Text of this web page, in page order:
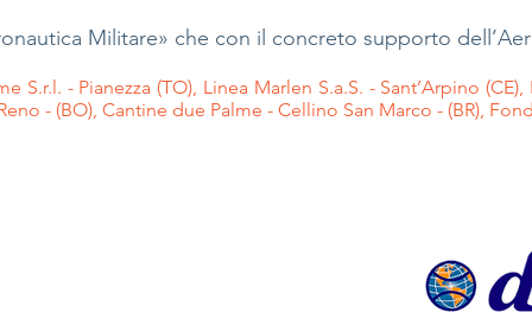
Militare» che con il concreto supporto
S.r.l. - Pianezza (TO), Linea Marlen S.a.S. - Sant’Arpino
- (BO), Cantine due Palme - Cellino San Marco - (BR),